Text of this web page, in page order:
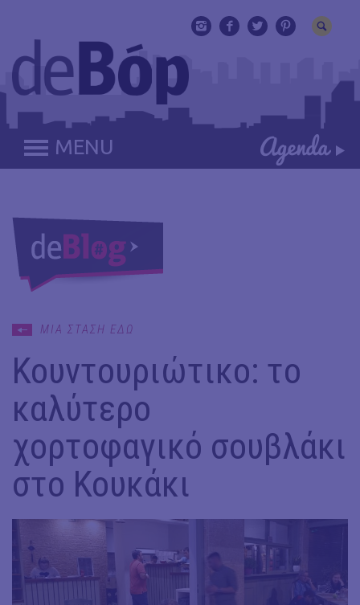
MENU
ΜΙΑ ΣΤΑΣΗ ΕΔΩ
Κουντουριώτικο: το
καλύτερο
χορτοφαγικό σουβλάκι
στο Κουκάκι